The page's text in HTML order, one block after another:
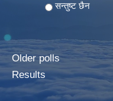
सन्तुष्ट छैन
Older polls
Results